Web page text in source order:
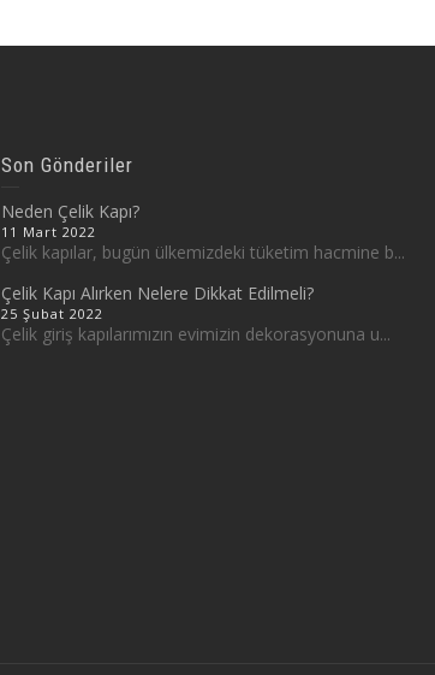
Son Gönderiler
Neden Çelik Kapı?
11 Mart 2022
Çelik kapılar, bugün ülkemizdeki tüketim hacmine b...
Çelik Kapı Alırken Nelere Dikkat Edilmeli?
25 Şubat 2022
Çelik giriş kapılarımızın evimizin dekorasyonuna u...